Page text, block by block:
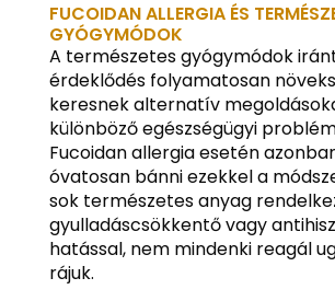
FUCOIDAN ALLERGIA ÉS
GYÓGYMÓDOK
A természetes gyógymódok
érdeklődés folyamatosan
keresnek alternatív
különböző egészségügyi
Fucoidan allergia esetén
óvatosan bánni ezekkel a
sok természetes anyag
gyulladáscsökkentő vagy
hatással, nem mindenki reagál
rájuk.